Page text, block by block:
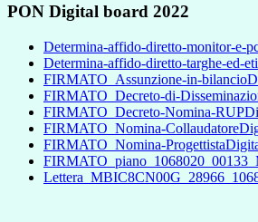
PON Digital board 2022
Determina-affido-diretto-monitor-e-
Determina-affido-diretto-targhe-ed-
FIRMATO_Assunzione-in-
FIRMATO_Decreto-di-
FIRMATO_Decreto-Nomina-
FIRMATO_Nomina-
FIRMATO_Nomina-